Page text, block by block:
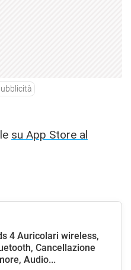
su App Store al
4 Auricolari wireless,
Cancellazione
Audio...